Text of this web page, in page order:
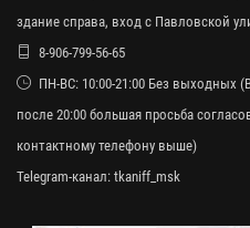
здание справа, вход с Павловской
8-906-799-56-65
ПН-ВС: 10:00-21:00 Без выходных
после 20:00 большая просьба
контактному телефону выше)
Telegram-канал: tkaniff_msk